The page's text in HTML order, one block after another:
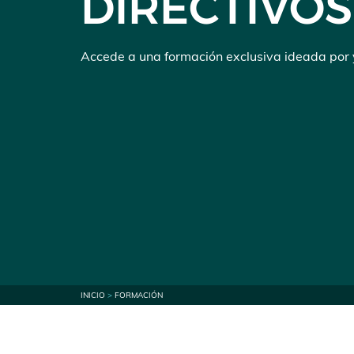
Accede a una formación exclusiva ideada
INICIO > FORMACIÓN